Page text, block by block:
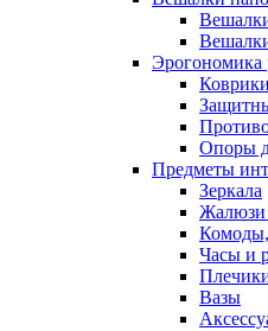
Эрогономика
Опоры
Предметы
Зеркала
Часы и
Вазы